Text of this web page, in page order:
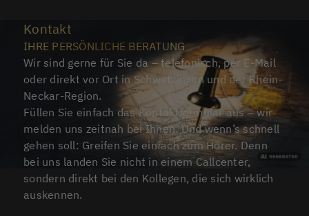
Kontakt
IHRE PERSÖNLICHE BERATUNG
Wir sind gerne für Sie da – telefonisch, per E-Mail
oder direkt vor Ort in Schwetzingen und der Rhein-
Neckar-Region.
Füllen Sie einfach das Kontaktformular aus – wir
melden uns zeitnah bei Ihnen. Und wenn’s schnell
gehen soll: Greifen Sie einfach zum Hörer. Denn
bei uns landen Sie nicht in einem Callcenter,
sondern direkt bei den Kollegen, die sich wirklich
auskennen.